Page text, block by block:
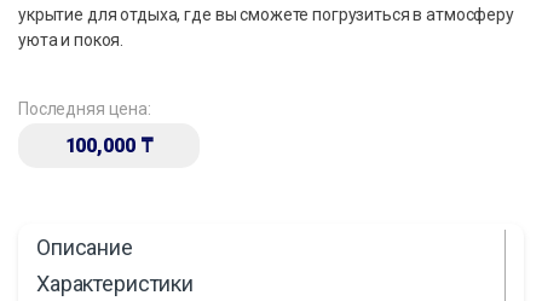
укрытие для отдыха, где вы сможете погрузиться в атмосферу
уюта и покоя.
Последняя цена:
100,000 ₸
Описание
Характеристики